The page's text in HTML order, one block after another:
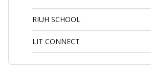
RIUH SCHOOL
LIT CONNECT